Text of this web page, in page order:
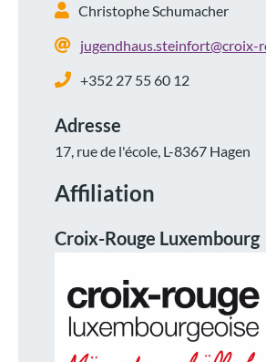
Christophe Schumacher
jugendhaus.steinfort@croix-
+352 27 55 60 12
Adresse
17, rue de l'école, L-8367 Hagen
Affiliation
Croix-Rouge Luxembourg